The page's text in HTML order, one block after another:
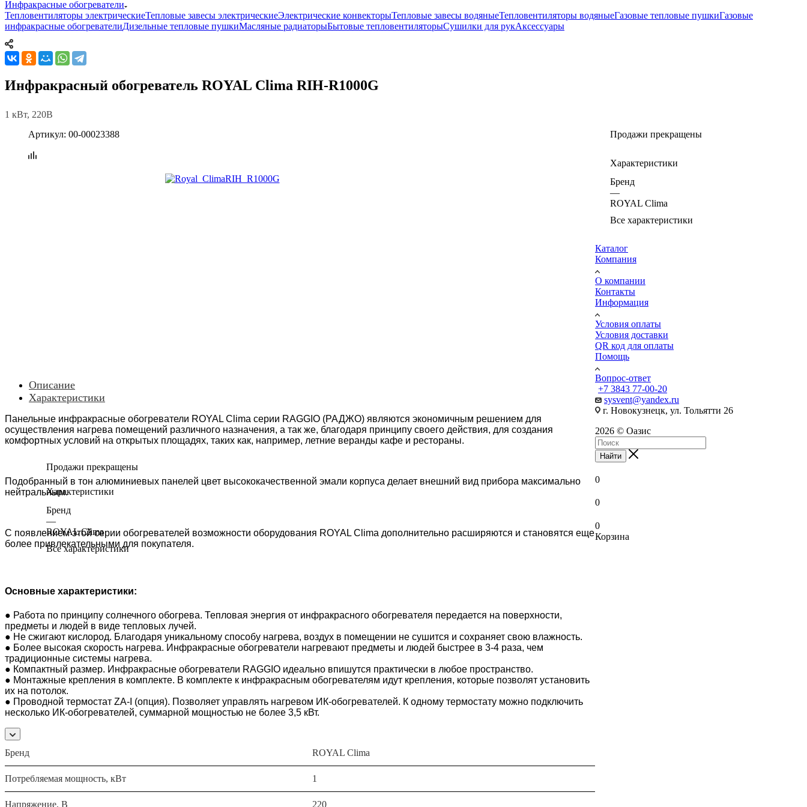
Инфракрасные обогреватели
Тепловентиляторы электрическиеТепловые завесы электрическиеЭлектрические конвекторыТепловые завесы водяныеТепловентиляторы водяныеГазовые тепловые пушкиГазовые
инфракрасные обогревателиДизельные тепловые пушкиМасляные радиаторыБытовые тепловентиляторыСушилки для рукАксессуары
Инфракрасный обогреватель ROYAL Clima RIH-R1000G
1 кВт, 220В
Артикул: 00-00023388
Продажи прекращены
Характеристики
Бренд
—
ROYAL Clima
Все характеристики
Описание
Характеристики
Панельные инфракрасные обогреватели ROYAL Clima серии RAGGIO (РАДЖО) являются экономичным решением для
осуществления нагрева помещений различного назначения, а так же, благодаря принципу своего действия, для создания
комфортных условий на открытых площадях, таких как, например, летние веранды кафе и рестораны.
Подобранный в тон алюминиевых панелей цвет высококачественной эмали корпуса делает внешний вид прибора максимально
нейтральным.
С появлением этой серии обогревателей возможности оборудования ROYAL Clima дополнительно расширяются и становятся еще
более привлекательными для покупателя.
Основные характеристики:
● Работа по принципу солнечного обогрева. Тепловая энергия от инфракрасного обогревателя передается на поверхности,
предметы и людей в виде тепловых лучей.
● Не сжигают кислород. Благодаря уникальному способу нагрева, воздух в помещении не сушится и сохраняет свою влажность.
● Более высокая скорость нагрева. Инфракрасные обогреватели нагревают предметы и людей быстрее в 3-4 раза, чем
традиционные системы нагрева.
● Компактный размер. Инфракрасные обогреватели RAGGIO идеально впишутся практически в любое пространство.
● Монтажные крепления в комплекте. В комплекте к инфракрасным обогревателям идут крепления, которые позволят установить
их на потолок.
● Проводной термостат ZA-I (опция). Позволяет управлять нагревом ИК-обогревателей. К одному термостату можно подключить
несколько ИК-обогревателей, суммарной мощностью не более 3,5 кВт.
Бренд ROYAL Clima
Потребляемая мощность, кВт 1
Напряжение, В 220
Продажи прекращены
Характеристики
Бренд
—
ROYAL Clima
Все характеристики
Каталог
Компания
О компании
Контакты
Информация
Условия оплаты
Условия доставки
QR код для оплаты
Помощь
Вопрос-ответ
+7 3843 77-00-20
sysvent@yandex.ru
г. Новокузнецк, ул. Тольятти 26
2026 © Оазис
Найти
0
0
0
Корзина